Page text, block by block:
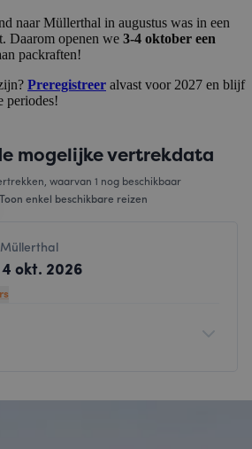
naar Müllerthal in augustus was in een
Daarom openen we 3-4 oktober een
packraften!
Preregistreer alvast voor 2027 en blijf
periodes!